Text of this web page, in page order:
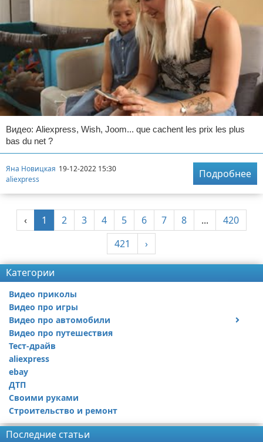
Видео: Aliexpress, Wish, Joom... que cachent les prix les plus
bas du net ?
Яна Новицкая 19-12-2022 15:30
aliexpress
Подробнее
‹ 1 2 3 4 5 6 7 8 ...
420
421
›
Категории
Видео приколы
Видео про игры
Видео про автомобили
Ремонт автомобиля
Видео про путешествия
Тест-драйв
aliexpress
ebay
ДТП
Своими руками
Строительство и ремонт
Последние статьи